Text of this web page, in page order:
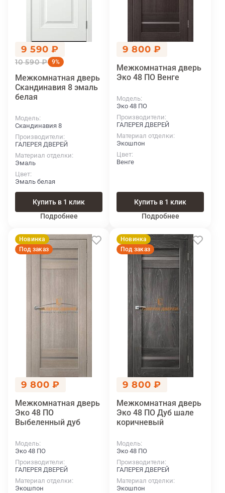
9 590 ₽
10 590 ₽ 9%
Межкомнатная дверь
Скандинавия 8 эмаль
белая
Модель
Скандинавия 8
Производители
ГАЛЕРЕЯ ДВЕРЕЙ
Материал отделки
Эмаль
Цвет
Эмаль белая
Купить в 1 клик
Подробнее
9 800 ₽
Межкомнатная дверь
Эко 48 ПО Венге
Модель
Эко 48 ПО
Производители
ГАЛЕРЕЯ ДВЕРЕЙ
Материал отделки
Экошпон
Цвет
Венге
Купить в 1 клик
Подробнее
Новинка
Под заказ
9 800 ₽
Межкомнатная дверь
Эко 48 ПО
Выбеленный дуб
Модель
Эко 48 ПО
Производители
ГАЛЕРЕЯ ДВЕРЕЙ
Материал отделки
Экошпон
Новинка
Под заказ
9 800 ₽
Межкомнатная дверь
Эко 48 ПО Дуб шале
коричневый
Модель
Эко 48 ПО
Производители
ГАЛЕРЕЯ ДВЕРЕЙ
Материал отделки
Экошпон